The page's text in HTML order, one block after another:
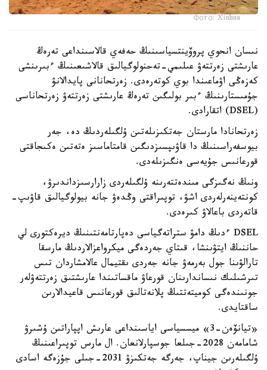
Фото: Xinhua
نىسان انحوي پروۆينتسياسىنىڭ حەفەي قالاسىنداعى تەرەڭ
عارىشتى زەرتتەۋ عىلىمي-تەحنولوگيالىق قالاشىعىنىڭ ءبىرىنشى
كەزەڭى اۋماعىندا بوي كوتەرەدى. زەرتحانانى پايدالانۋ
جۇمىستارىنىڭ ءبىر بولىگىن تەرەڭ عارىشتى زەرتتەۋ زەرتحاناسى
(DSEL) اتقارادى.
زەرتحانادا مارستان جەتكىزىلەتىن ۇلگىلەردىڭ دە، جەر
بيوسفەراسىنىڭ دا قاۋىپسىزدىگىن قامتاماسىز ەتەتىن ەكىجاقتى
قورعانىس جۇيەسى ەنگىزىلەدى.
ونىڭ نەگىزگى مىندەتتەرىنە ۇلگىلەردى زارارسىزداندىرۋ،
كونتەينەرلەردى اشۋ، توپىراقتى وڭدەۋ جانە بيولوگيالىق قاۋىپ-
قاتەردى باعالاۋ كىرەدى.
DSEL ءدىڭ دامۋ ستراتەگياسى دەپارتامەنتىنىڭ ديرەكتورى لي
حاننىڭ ايتۋىنشا، قىتاي جەردەگى ميكرواعزالاردىڭ مارسقا
تارالۋىنا جول بەرمەۋ جانە جەردى ىقتيمال عالامشاردان تىس
تىرشىلىك نىساندارىنان قورعاۋ ماقساتىندا عارىشتىق زەرتتەۋلەر
جونىندەگى كوميتەتتىڭ پلانەتالىق قورعانىس قاعيدالارىن
ساقتايدى.
«تيانۆەن-3» ميسسياسى اياسىنداعى عارىش اپپاراتىن ۇشىرۋ
شامامەن 2028-جىلعا جوسپارلانعان. ال مارس توپىراعىنىڭ
ۇلگىلەرىن جيناپ، جەرگە جەتكىزۋ 2031-جىلى جۇزەگە اسادى